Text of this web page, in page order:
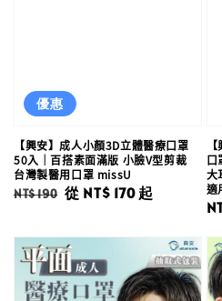
優惠
【興安】成人小顏3D立體醫療口罩
50入｜百搭素面滿版 小臉V型剪裁
台灣製醫用口罩 missU
Regular
NT$ 190 Sale
從 NT$ 170起
口
大
適